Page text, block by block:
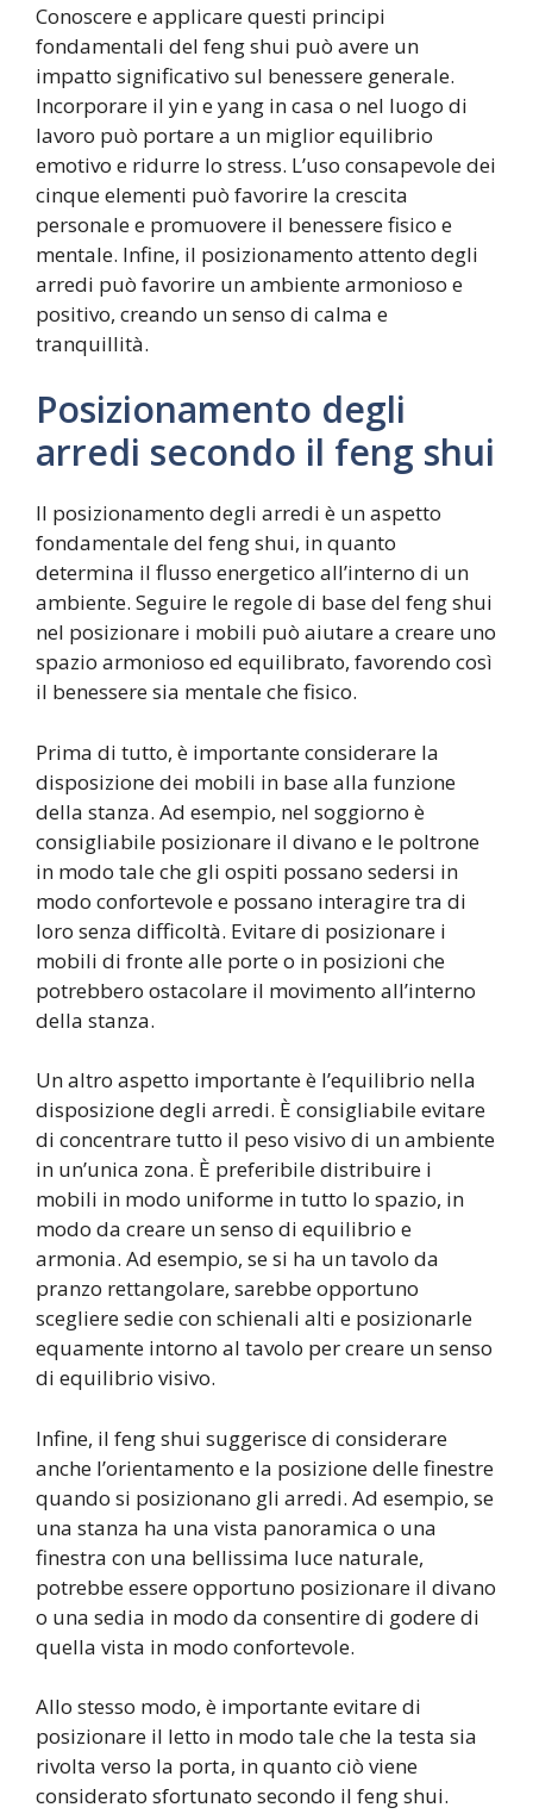
Conoscere e applicare questi principi
fondamentali del feng shui può avere un
impatto significativo sul benessere generale.
Incorporare il yin e yang in casa o nel luogo di
lavoro può portare a un miglior equilibrio
emotivo e ridurre lo stress. L’uso consapevole dei
cinque elementi può favorire la crescita
personale e promuovere il benessere fisico e
mentale. Infine, il posizionamento attento degli
arredi può favorire un ambiente armonioso e
positivo, creando un senso di calma e
tranquillità.
Posizionamento degli
arredi secondo il feng shui
Il posizionamento degli arredi è un aspetto
fondamentale del feng shui, in quanto
determina il flusso energetico all’interno di un
ambiente. Seguire le regole di base del feng shui
nel posizionare i mobili può aiutare a creare uno
spazio armonioso ed equilibrato, favorendo così
il benessere sia mentale che fisico.
Prima di tutto, è importante considerare la
disposizione dei mobili in base alla funzione
della stanza. Ad esempio, nel soggiorno è
consigliabile posizionare il divano e le poltrone
in modo tale che gli ospiti possano sedersi in
modo confortevole e possano interagire tra di
loro senza difficoltà. Evitare di posizionare i
mobili di fronte alle porte o in posizioni che
potrebbero ostacolare il movimento all’interno
della stanza.
Un altro aspetto importante è l’equilibrio nella
disposizione degli arredi. È consigliabile evitare
di concentrare tutto il peso visivo di un ambiente
in un’unica zona. È preferibile distribuire i
mobili in modo uniforme in tutto lo spazio, in
modo da creare un senso di equilibrio e
armonia. Ad esempio, se si ha un tavolo da
pranzo rettangolare, sarebbe opportuno
scegliere sedie con schienali alti e posizionarle
equamente intorno al tavolo per creare un senso
di equilibrio visivo.
Infine, il feng shui suggerisce di considerare
anche l’orientamento e la posizione delle finestre
quando si posizionano gli arredi. Ad esempio, se
una stanza ha una vista panoramica o una
finestra con una bellissima luce naturale,
potrebbe essere opportuno posizionare il divano
o una sedia in modo da consentire di godere di
quella vista in modo confortevole.
Allo stesso modo, è importante evitare di
posizionare il letto in modo tale che la testa sia
rivolta verso la porta, in quanto ciò viene
considerato sfortunato secondo il feng shui.